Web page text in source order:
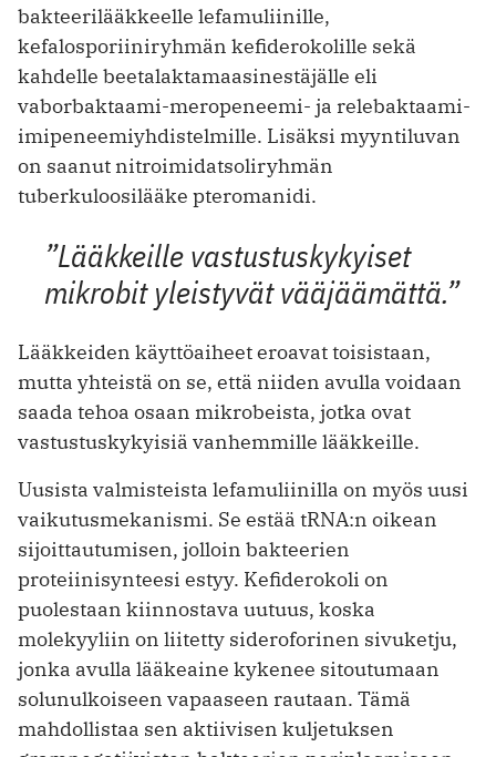
bakteerilääkkeelle lefamuliinille,
kefalosporiiniryhmän kefiderokolille sekä
kahdelle beetalaktamaasinestäjälle eli
vaborbaktaami-meropeneemi- ja relebaktaami-
imipeneemiyhdistelmille. Lisäksi myyntiluvan
on saanut nitroimidatsoliryhmän
tuberkuloosilääke pteromanidi.
”Lääkkeille vastustuskykyiset
mikrobit yleistyvät vääjäämättä.”
Lääkkeiden käyttöaiheet eroavat toisistaan,
mutta yhteistä on se, että niiden avulla voidaan
saada tehoa osaan mikrobeista, jotka ovat
vastustuskykyisiä vanhemmille lääkkeille.
Uusista valmisteista lefamuliinilla on myös uusi
vaikutusmekanismi. Se estää tRNA:n oikean
sijoittautumisen, jolloin bakteerien
proteiinisynteesi estyy. Kefiderokoli on
puolestaan kiinnostava uutuus, koska
molekyyliin on liitetty sideroforinen sivuketju,
jonka avulla lääkeaine kykenee sitoutumaan
solunulkoiseen vapaaseen rautaan. Tämä
mahdollistaa sen aktiivisen kuljetuksen